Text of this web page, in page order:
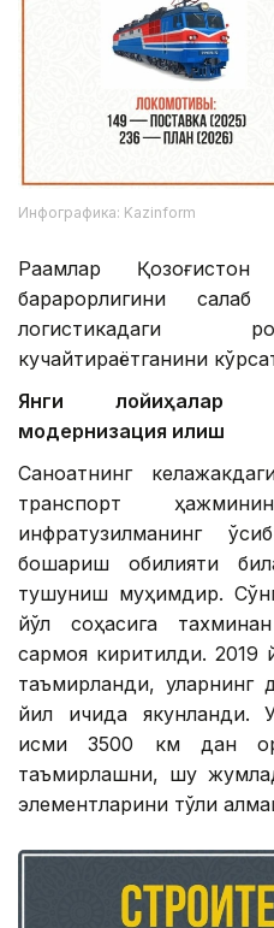
Инфографика: Kazinform
Рақамлар
барқарорлигини
логистикадаги
кучайтираётганини
Янги лойиҳалар
модернизация қилиш
Саноатнинг
транспорт
инфратузилманинг
бошқариш қобилияти
тушуниш муҳимдир.
йўл соҳасига
сармоя киритилди. 2019
таъмирланди, уларнинг
йил ичида якунланди.
қисми 3500 км дан
таъмирлашни, шу
элементларини тўлиқ